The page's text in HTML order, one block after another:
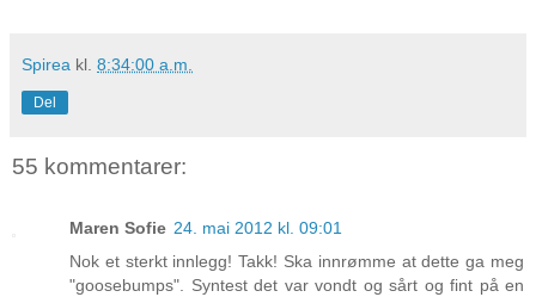
Spirea kl. 8:34:00 a.m.
Del
55 kommentarer:
Maren Sofie 24. mai 2012 kl. 09:01
Nok et sterkt innlegg! Takk! Ska innrømme at dette ga meg
"goosebumps". Syntest det var vondt og sårt og fint på en